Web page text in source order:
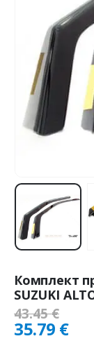
Комплект
SUZUKI
43.45€
35.79 €